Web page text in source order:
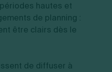
hautes et
de planning :
être clairs dès le
de diffuser à